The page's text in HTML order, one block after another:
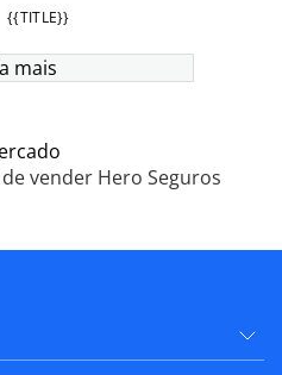
{{TITLE}}
mais
vender Hero Seguros